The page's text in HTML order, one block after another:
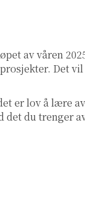
av våren
Det vil
er lov å lære av
det du trenger